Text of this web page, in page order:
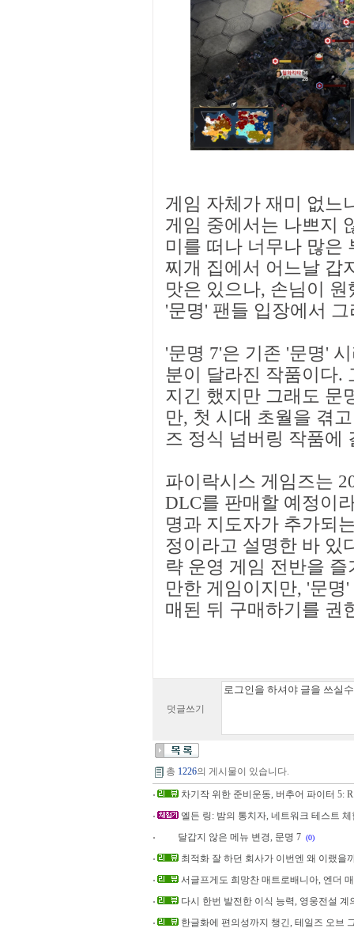
게임 자체가 재미 없느
게임 중에서는 나쁘지
미를 떠나 너무나 많은
찌개 집에서 어느날 갑
맛은 있으나, 손님이
'문명' 팬들 입장에서
'문명 7'은 기존 '문명'
분이 달라진 작품이다.
지긴 했지만 그래도 문
만, 첫 시대 초월을 겪
즈 정식 넘버링 작품에
파이락시스 게임즈는
DLC를 판매할 예정이
명과 지도자가 추가되
정이라고 설명한 바 있
략 운영 게임 전반을
만한 게임이지만, '문
매된 뒤 구매하기를 권
덧글쓰기
총 1226의 게시물이 있습니다.
차기작 위한 준비운동, 버추어 파이터 5:
엘든 링: 밤의 통치자, 네트워크 테스트 체
달갑지 않은 메뉴 변경, 문명 7 (0)
최적화 잘 하던 회사가 이번엔 왜 이랬을
서글프게도 희망찬 매트로배니아, 엔더
다시 한번 발전한 이식 능력, 영웅전설 계
한글화에 편의성까지 챙긴, 테일즈 오브